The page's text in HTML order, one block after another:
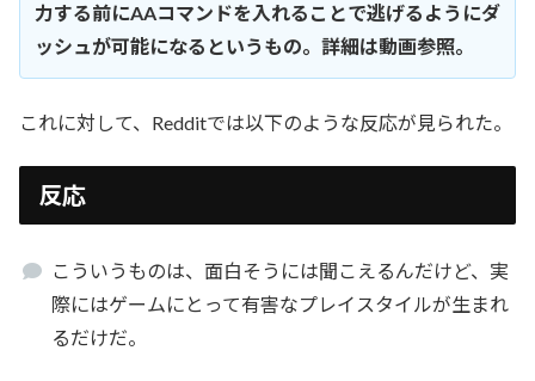
力する前にAAコマンドを入れることで逃げるようにダ
ッシュが可能になるというもの。詳細は動画参照。
これに対して、Redditでは以下のような反応が見られた。
反応
こういうものは、面白そうには聞こえるんだけど、実
際にはゲームにとって有害なプレイスタイルが生まれ
るだけだ。